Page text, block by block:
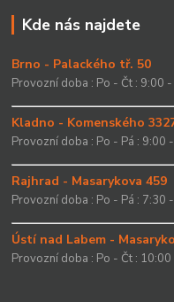
Kde nás najdete
Brno - Palackého tř. 50
Provozní doba : Po - Čt : 9:00
Kladno - Komenského
Provozní doba : Po - Pá :
Rajhrad - Masarykova 459
Provozní doba : Po - Pá :
Ústí nad Labem -
Provozní doba : Po - Čt :